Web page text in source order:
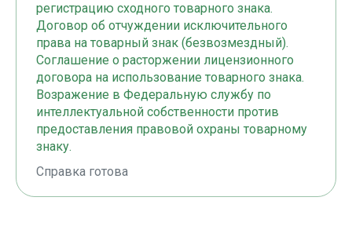
регистрацию сходного товарного знака.
Договор об отчуждении исключительного
права на товарный знак (безвозмездный).
Соглашение о расторжении лицензионного
договора на использование товарного знака.
Возражение в Федеральную службу по
интеллектуальной собственности против
предоставления правовой охраны товарному
знаку.
Справка готова